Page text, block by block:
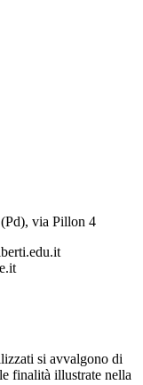
via Pillon 4
si avvalgono di
finalità illustrate nella